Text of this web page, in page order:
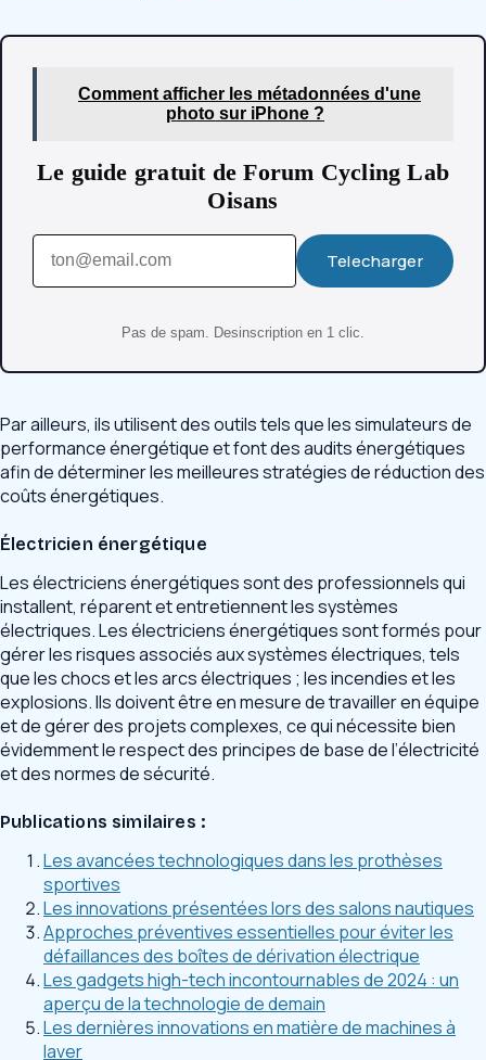
Comment afficher les métadonnées d'une
photo sur iPhone ?
Le guide gratuit de Forum Cycling Lab
Oisans
Telecharger
Pas de spam. Desinscription en 1 clic.
Par ailleurs, ils utilisent des outils tels que les simulateurs de
performance énergétique et font des audits énergétiques
afin de déterminer les meilleures stratégies de réduction des
coûts énergétiques.
Électricien énergétique
Les électriciens énergétiques sont des professionnels qui
installent, réparent et entretiennent les systèmes
électriques. Les électriciens énergétiques sont formés pour
gérer les risques associés aux systèmes électriques, tels
que les chocs et les arcs électriques ; les incendies et les
explosions. Ils doivent être en mesure de travailler en équipe
et de gérer des projets complexes, ce qui nécessite bien
évidemment le respect des principes de base de l’électricité
et des normes de sécurité.
Publications similaires :
Les avancées technologiques dans les prothèses
sportives
Les innovations présentées lors des salons nautiques
Approches préventives essentielles pour éviter les
défaillances des boîtes de dérivation électrique
Les gadgets high-tech incontournables de 2024 : un
aperçu de la technologie de demain
Les dernières innovations en matière de machines à
laver